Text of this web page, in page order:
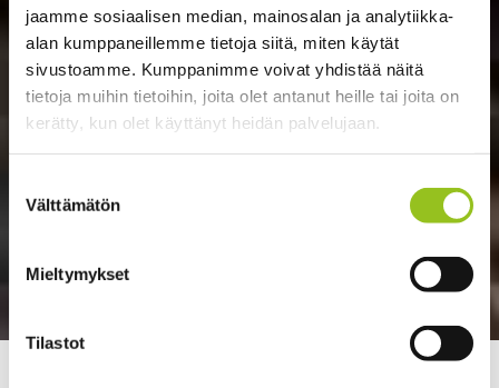
jaamme sosiaalisen median, mainosalan ja analytiikka-
alan kumppaneillemme tietoja siitä, miten käytät
sivustoamme. Kumppanimme voivat yhdistää näitä
tietoja muihin tietoihin, joita olet antanut heille tai joita on
kerätty, kun olet käyttänyt heidän palvelujaan.
valinta
Välttämätön
Mieltymykset
Tilastot